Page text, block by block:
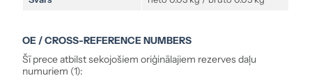
OE / CROSS-REFERENCE NUMBERS
Šī prece atbilst sekojošiem oriģinālajiem rezerves daļu
numuriem (1):